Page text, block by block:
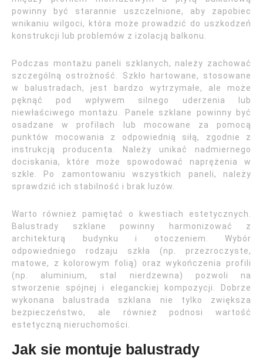
powinny być starannie uszczelnione, aby zapobiec
wnikaniu wilgoci, która może prowadzić do uszkodzeń
konstrukcji lub problemów z izolacją balkonu.
Podczas montażu paneli szklanych, należy zachować
szczególną ostrożność. Szkło hartowane, stosowane
w balustradach, jest bardzo wytrzymałe, ale może
pęknąć pod wpływem silnego uderzenia lub
niewłaściwego montażu. Panele szklane powinny być
osadzane w profilach lub mocowane za pomocą
punktów mocowania z odpowiednią siłą, zgodnie z
instrukcją producenta. Należy unikać nadmiernego
dociskania, które może spowodować naprężenia w
szkle. Po zamontowaniu wszystkich paneli, należy
sprawdzić ich stabilność i brak luzów.
Warto również pamiętać o kwestiach estetycznych.
Balustrady szklane powinny harmonizować z
architekturą budynku i otoczeniem. Wybór
odpowiedniego rodzaju szkła (np. przezroczyste,
matowe, z kolorowym folią) oraz wykończenia profili
(np. aluminium, stal nierdzewna) pozwoli na
stworzenie spójnej i eleganckiej kompozycji. Dobrze
wykonana balustrada szklana nie tylko zwiększa
bezpieczeństwo, ale również podnosi wartość
estetyczną nieruchomości.
Jak sie montuje balustrady